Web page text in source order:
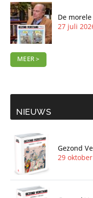
De
27 juli
MEER >
NIEUWS
Gezond
29